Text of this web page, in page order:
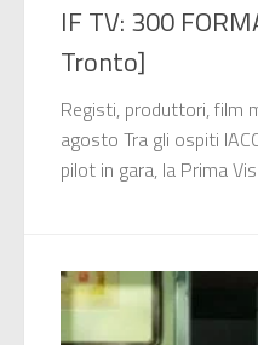
IF TV: 300
Tronto]
Registi, produttori, film
agosto Tra gli ospiti
pilot in gara, la Prima